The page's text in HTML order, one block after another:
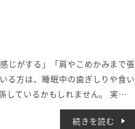
じがする」「肩やこめかみまで張
る方は、睡眠中の歯ぎしりや食い
しているかもしれません。 実…
続きを読む